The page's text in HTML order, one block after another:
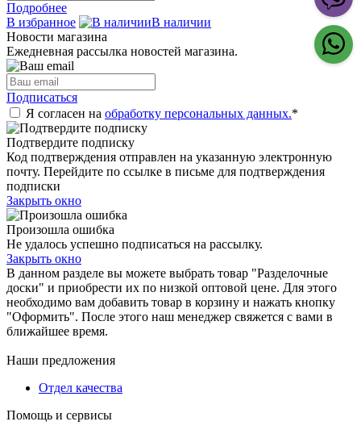
Подробнее
В избранное
В наличии
Новости магазина
Ежедневная рассылка новостей магазина.
Подписаться
Я согласен на обработку персональных данных.*
Подтвердите подписку
Код подтверждения отправлен на указанную электронную
почту. Перейдите по ссылке в письме для подтверждения
подписки
Закрыть окно
Произошла ошибка
Не удалось успешно подписаться на рассылку.
Закрыть окно
В данном разделе вы можете выбрать товар "Разделочные
доски" и приобрести их по низкой оптовой цене. Для этого
необходимо вам добавить товар в корзину и нажать кнопку
"Оформить". После этого наш менеджер свяжется с вами в
ближайшее время.
Наши предложения
Отдел качества
Помощь и сервисы